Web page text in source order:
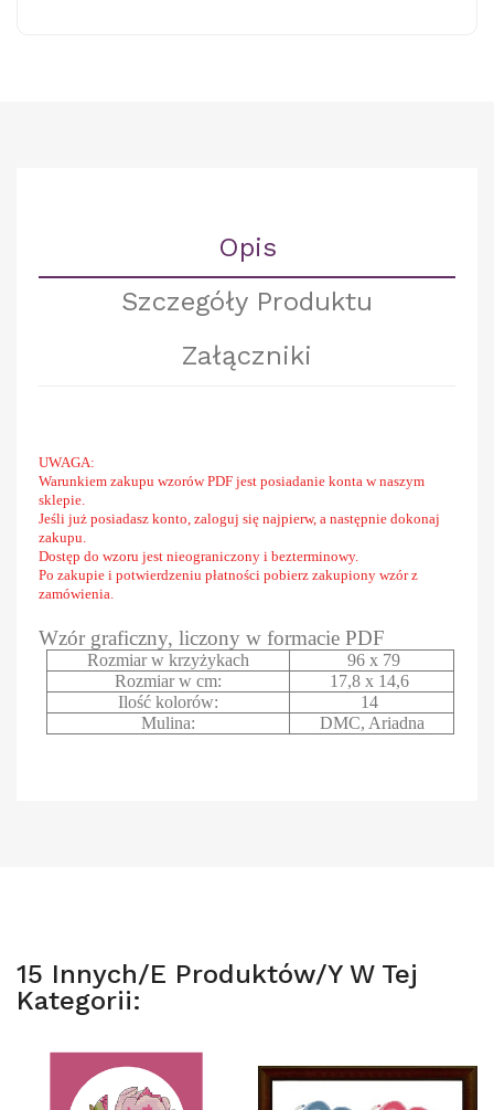
Opis
Szczegóły Produktu
Załączniki
UWAGA:
Warunkiem zakupu wzorów PDF jest posiadanie konta w naszym
sklepie.
Jeśli już posiadasz konto, zaloguj się najpierw, a następnie dokonaj
zakupu.
Dostęp do wzoru jest nieograniczony i bezterminowy.
Po zakupie i potwierdzeniu płatności pobierz zakupiony wzór z
zamówienia.
Wzór graficzny, liczony w formacie PDF
Rozmiar w krzyżykach
96 x 79
Rozmiar w cm:
17,8 x 14,6
Ilość kolorów:
14
Mulina:
DMC, Ariadna
15 Innych/e Produktów/y W Tej
Kategorii: